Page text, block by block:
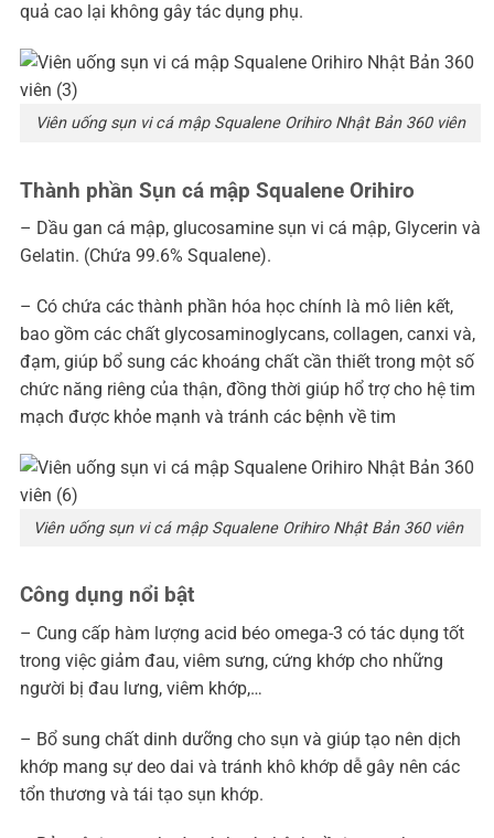
quả cao lại không gây tác dụng phụ.
Viên uống sụn vi cá mập Squalene Orihiro Nhật Bản 360 viên
Thành phần Sụn cá mập Squalene Orihiro
– Dầu gan cá mập, glucosamine sụn vi cá mập, Glycerin và
Gelatin. (Chứa 99.6% Squalene).
– Có chứa các thành phần hóa học chính là mô liên kết,
bao gồm các chất glycosaminoglycans, collagen, canxi và,
đạm, giúp bổ sung các khoáng chất cần thiết trong một số
chức năng riêng của thận, đồng thời giúp hổ trợ cho hệ tim
mạch được khỏe mạnh và tránh các bệnh về tim
Viên uống sụn vi cá mập Squalene Orihiro Nhật Bản 360 viên
Công dụng nổi bật
– Cung cấp hàm lượng acid béo omega-3 có tác dụng tốt
trong việc giảm đau, viêm sưng, cứng khớp cho những
người bị đau lưng, viêm khớp,…
– Bổ sung chất dinh dưỡng cho sụn và giúp tạo nên dịch
khớp mang sự deo dai và tránh khô khớp dễ gây nên các
tổn thương và tái tạo sụn khớp.